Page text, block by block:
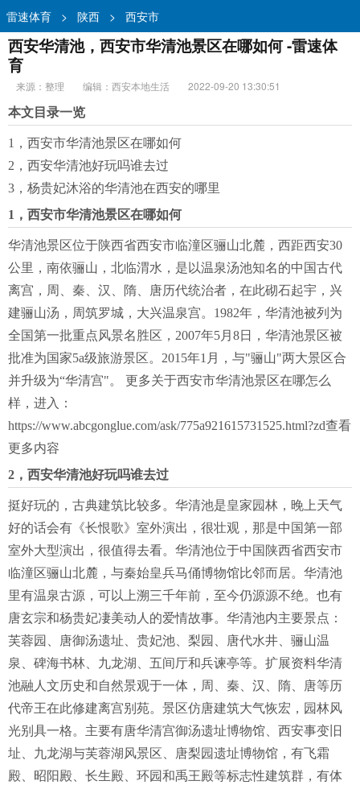
雷速体育 > 陕西 > 西安市
西安华清池，西安市华清池景区在哪如何 -雷速体
育
来源：整理 编辑：西安本地生活
2022-09-20 13:30:51
本文目录一览
1，西安市华清池景区在哪如何
2，西安华清池好玩吗谁去过
3，杨贵妃沐浴的华清池在西安的哪里
1，西安市华清池景区在哪如何
华清池景区位于陕西省西安市临潼区骊山北麓，西距西安30
公里，南依骊山，北临渭水，是以温泉汤池知名的中国古代
离宫，周、秦、汉、隋、唐历代统治者，在此砌石起宇，兴
建骊山汤，周筑罗城，大兴温泉宫。1982年，华清池被列为
全国第一批重点风景名胜区，2007年5月8日，华清池景区被
批准为国家5a级旅游景区。2015年1月，与"骊山"两大景区合
并升级为“华清宫"。 更多关于西安市华清池景区在哪怎么
样，进入：
https://www.abcgonglue.com/ask/775a921615731525.html?zd查看
更多内容
2，西安华清池好玩吗谁去过
挺好玩的，古典建筑比较多。华清池是皇家园林，晚上天气
好的话会有《长恨歌》室外演出，很壮观，那是中国第一部
室外大型演出，很值得去看。华清池位于中国陕西省西安市
临潼区骊山北麓，与秦始皇兵马俑博物馆比邻而居。华清池
里有温泉古源，可以上溯三千年前，至今仍源源不绝。也有
唐玄宗和杨贵妃凄美动人的爱情故事。华清池内主要景点：
芙蓉园、唐御汤遗址、贵妃池、梨园、唐代水井、骊山温
泉、碑海书林、九龙湖、五间厅和兵谏亭等。扩展资料华清
池融人文历史和自然景观于一体，周、秦、汉、隋、唐等历
代帝王在此修建离宫别苑。景区仿唐建筑大气恢宏，园林风
光别具一格。主要有唐华清宫御汤遗址博物馆、西安事变旧
址、九龙湖与芙蓉湖风景区、唐梨园遗址博物馆，有飞霜
殿、昭阳殿、长生殿、环园和禹王殿等标志性建筑群，有体